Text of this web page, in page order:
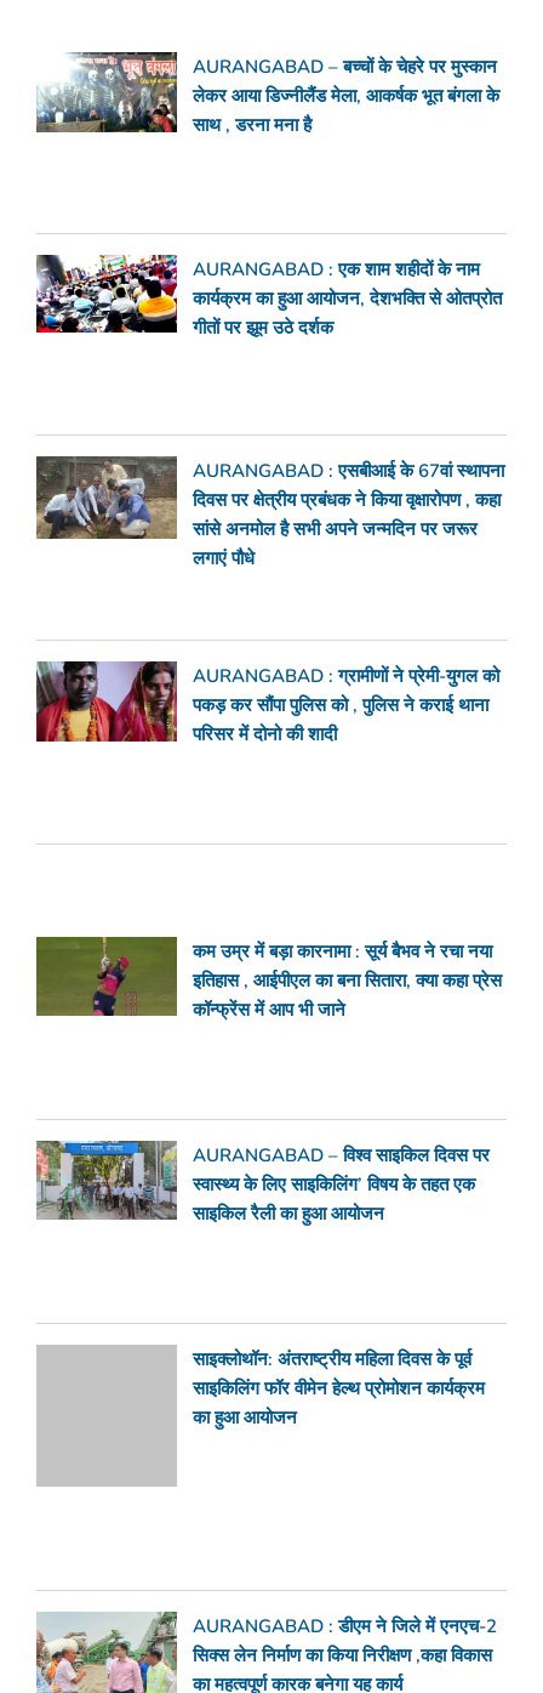
AURANGABAD – बच्चों के चेहरे पर मुस्कान
लेकर आया डिज्नीलैंड मेला, आकर्षक भूत बंगला के
साथ , डरना मना है
AURANGABAD : एक शाम शहीदों के नाम
कार्यक्रम का हुआ आयोजन, देशभक्ति से ओतप्रोत
गीतों पर झूम उठे दर्शक
AURANGABAD : एसबीआई के 67वां स्थापना
दिवस पर क्षेत्रीय प्रबंधक ने किया वृक्षारोपण , कहा
सांसे अनमोल है सभी अपने जन्मदिन पर जरूर
लगाएं पौधे
AURANGABAD : ग्रामीणों ने प्रेमी-युगल को
पकड़ कर सौंपा पुलिस को , पुलिस ने कराई थाना
परिसर में दोनो की शादी
कम उम्र में बड़ा कारनामा : सूर्य बैभव ने रचा नया
इतिहास , आईपीएल का बना सितारा, क्या कहा प्रेस
कॉन्फ्रेंस में आप भी जाने
AURANGABAD – विश्व साइकिल दिवस पर
स्वास्थ्य के लिए साइकिलिंग’ विषय के तहत एक
साइकिल रैली का हुआ आयोजन
साइक्लोथॉन: अंतराष्ट्रीय महिला दिवस के पूर्व
साइकिलिंग फॉर वीमेन हेल्थ प्रोमोशन कार्यक्रम
का हुआ आयोजन
AURANGABAD : डीएम ने जिले में एनएच-2
सिक्स लेन निर्माण का किया निरीक्षण ,कहा विकास
का महत्वपूर्ण कारक बनेगा यह कार्य